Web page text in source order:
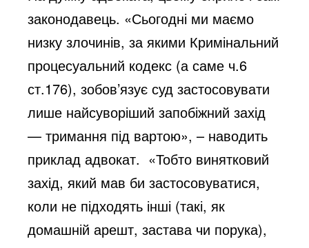
законодавець. «Сьогодні ми маємо
низку злочинів, за якими Кримінальний
процесуальний кодекс (а саме ч.6
ст.176), зобов’язує суд застосовувати
лише найсуворіший запобіжний захід
— тримання під вартою», – наводить
приклад адвокат. «Тобто винятковий
захід, який мав би застосовуватися,
коли не підходять інші (такі, як
домашній арешт, застава чи порука),